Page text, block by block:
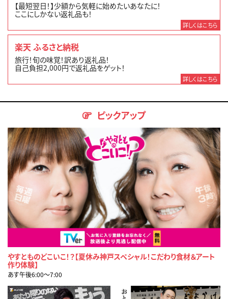
【最短翌日！】少額から気軽に始めたいあなたに！
ここにしかない返礼品も！
詳しくはこちら
楽天 ふるさと納税
旅行！旬の味覚！訳あり返礼品！
自己負担2,000円で返礼品をゲット！
詳しくはこちら
ピックアップ
やすとものどこいこ！？【夏休み神戸スペシャル！こだわり食材＆アート
作り体験】
あす午後6:00〜7:00